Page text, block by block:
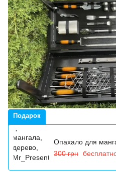
Подарок
Опахало для
300 грн